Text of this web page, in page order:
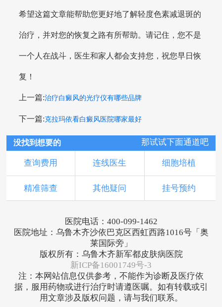
希望这篇文章能帮助您更好地了解轻度色素减退斑的
治疗，并对您的恢复之路有所帮助。请记住，您不是
一个人在战斗，医生和家人都会支持您，祝您早日恢
复！
上一篇:治疗白癜风的光疗仪有哪些品牌
下一篇:克拉玛依看白癜风医院哪家最好
没找到想要的 那试试下面通道吧
查询费用 连线医生 细胞培植
精准筛查 其他疑问 挂号预约
医院电话：400-099-1462
医院地址：乌鲁木齐沙依巴克区西虹西路1016号「奥
莱国际旁」
版权所有：乌鲁木齐新军都皮肤病医院
新ICP备16001749号-3
注：本网站信息仅供参考，不能作为诊断及医疗依
据，服用药物或进行治疗时请遵医嘱。如有转载或引
用文章涉及版权问题，请与我们联系。